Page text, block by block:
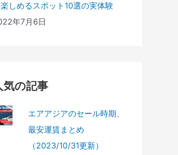
楽しめるスポット10選の実体験
年7月6日
気の記事
エアアジアのセール時期、
最安運賃まとめ
（2023/10/31更新）